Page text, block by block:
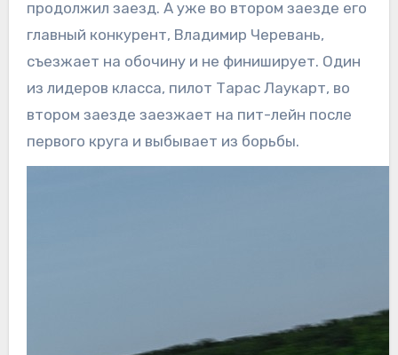
продолжил заезд. А уже во втором заезде его
главный конкурент, Владимир Черевань,
съезжает на обочину и не финиширует. Один
из лидеров класса, пилот Тарас Лаукарт, во
втором заезде заезжает на пит-лейн после
первого круга и выбывает из борьбы.